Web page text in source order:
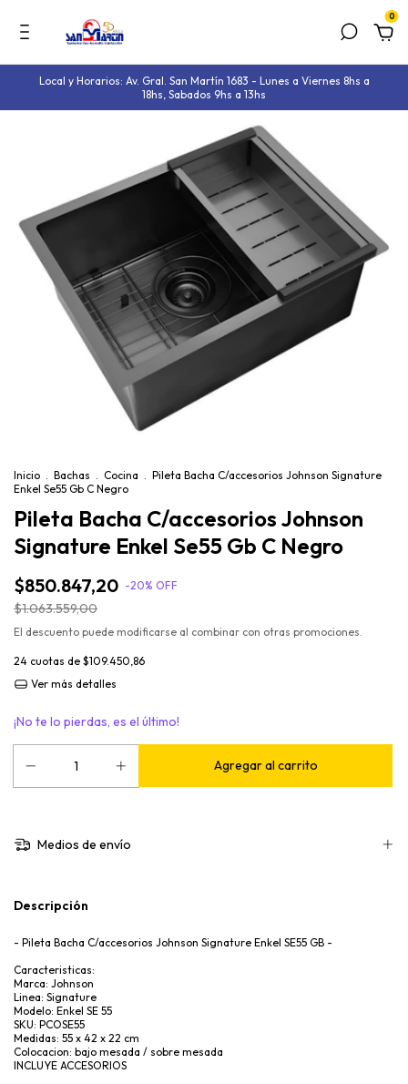
0
Local y Horarios: Av. Gral. San Martín 1683 - Lunes a Viernes 8hs a
18hs, Sabados 9hs a 13hs
Inicio . Bachas . Cocina . Pileta Bacha C/accesorios Johnson Signature
Enkel Se55 Gb C Negro
Pileta Bacha C/accesorios Johnson
Signature Enkel Se55 Gb C Negro
$850.847,20 -20% OFF
$1.063.559,00
El descuento puede modificarse al combinar con otras promociones.
24 cuotas de $109.450,86
Ver más detalles
¡No te lo pierdas, es el último!
Medios de envío
Descripción
- Pileta Bacha C/accesorios Johnson Signature Enkel SE55 GB -
Caracteristicas:
Marca: Johnson
Linea: Signature
Modelo: Enkel SE 55
SKU: PCOSE55
Medidas: 55 x 42 x 22 cm
Colocacion: bajo mesada / sobre mesada
INCLUYE ACCESORIOS